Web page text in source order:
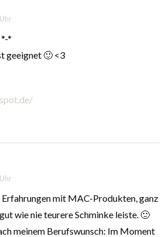
*
geeignet 🙂 <3
mit MAC-Produkten, ganz
wie nie teurere Schminke leiste. 🙂
meinem Berufswunsch: Im Moment